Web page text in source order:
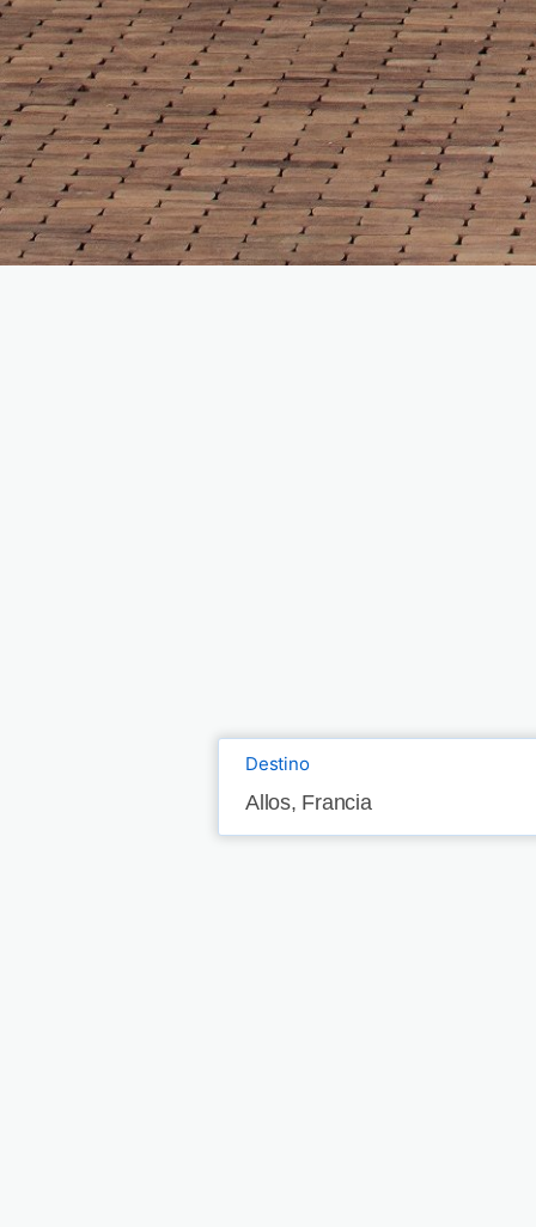
Destino